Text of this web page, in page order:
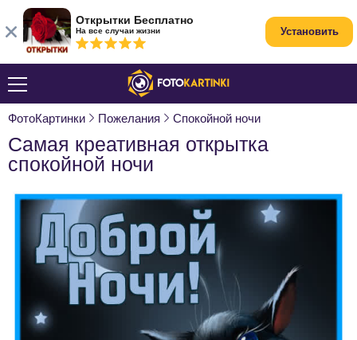
ФотоКартинки Пожелания Спокойной ночи
Самая креативная открытка
спокойной ночи
Открытки Бесплатно
На все случаи жизни Установить